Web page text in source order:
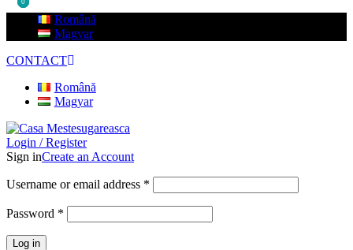
Română
Magyar
CONTACT
Română
Magyar
Login / Register
Sign inCreate an Account
Username or email address *
Password *
Log in
0
0
0